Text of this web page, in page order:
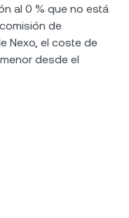
al 0 % que no está
de
Nexo, el coste de
desde el